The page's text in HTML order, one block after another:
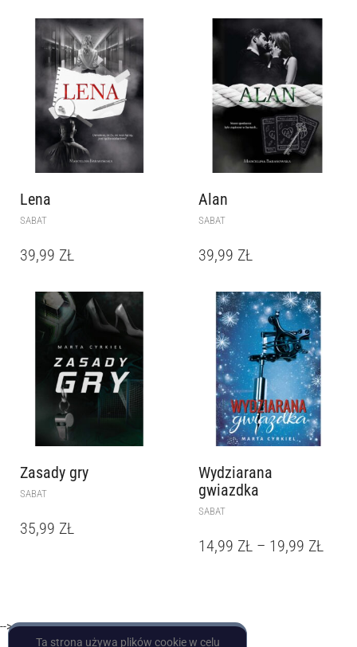
Lena
SABAT
39,99 ZŁ
Alan
SABAT
39,99 ZŁ
Zasady gry
SABAT
35,99 ZŁ
Wydziarana
gwiazdka
SABAT
14,99 ZŁ – 19,99 ZŁ
-->
Ta strona używa plików cookie w celu